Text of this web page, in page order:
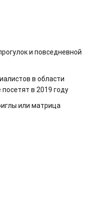
и повседневной
в области
в 2019 году
или матрица